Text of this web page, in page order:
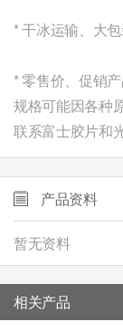
* 干冰运输、大
* 零售价、促销
规格可能因各种
联系富士胶片和
产品资料
暂无资料
相关产品